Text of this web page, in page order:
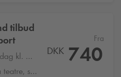
tilbud
mandag kl. 8:00
og restauranter
Fra
DKK 740